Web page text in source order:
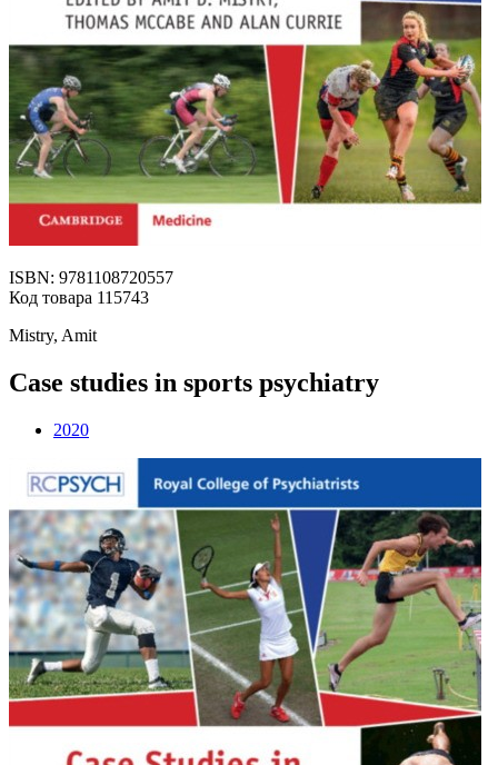
ISBN: 9781108720557
Код товара 115743
Mistry, Amit
Case studies in sports psychiatry
2020